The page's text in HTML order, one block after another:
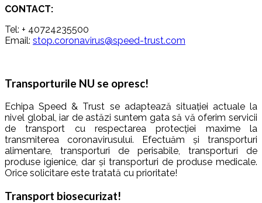
CONTACT:
Tel: + 40724235500
Email: stop.coronavirus@speed-trust.com
Transporturile NU se opresc!
Echipa Speed & Trust se adaptează situației actuale la
nivel global, iar de astăzi suntem gata să vă oferim servicii
de transport cu respectarea protecției maxime la
transmiterea coronavirusului. Efectuăm și transporturi
alimentare, transporturi de perisabile, transporturi de
produse igienice, dar și transporturi de produse medicale.
Orice solicitare este tratată cu prioritate!
Transport biosecurizat!